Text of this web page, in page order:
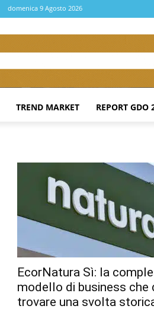
domenica 9 Agosto 2026
TREND MARKET REPORT GDO
EcorNatura Sì: la
modello di business che
trovare una svolta